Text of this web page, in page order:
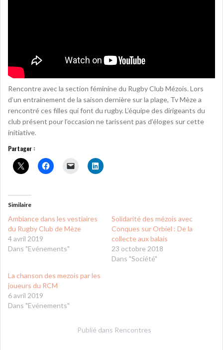
Rencontre avec la section féminine du Rugby Club Mézois. Lors
d’un entrainement de la saison dernière sur la plage, Tv Mèze a
rencontré ces filles qui font du rugby. L’équipe des dirigeants du
club présent pour l’occasion ne tarissent pas d’éloges sur cette
initiative.
Partager :
Similaire
Ambiance dans les vestiaires
du Rugby Club de Mèze
4 avril 2019
Dans "Evénements"
Solidarité des mézois avec
Conques sur Orbiel : De la
collecte aux balais
23 octobre 2018
Dans "Société"
La chanson des mezois par les
joueurs du RCM
6 avril 2019
Dans "Evénements"
Publié dans Rencontres